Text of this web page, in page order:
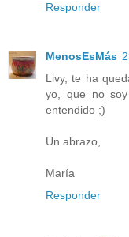
Responder
MenosEsMás
Livy, te ha
yo, que no
entendido ;)
Un abrazo,
María
Responder